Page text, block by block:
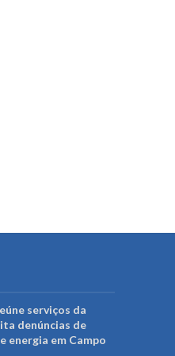
serviços da
denúncias de
energia em Campo